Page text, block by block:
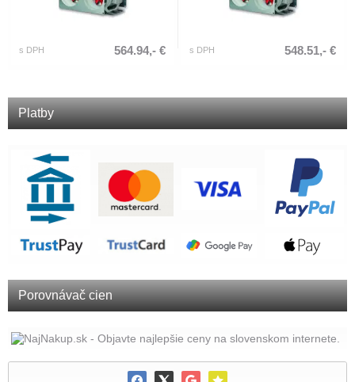
Platby
Porovnávač cien
s DPH 564.94,- € s DPH 548.51,- €